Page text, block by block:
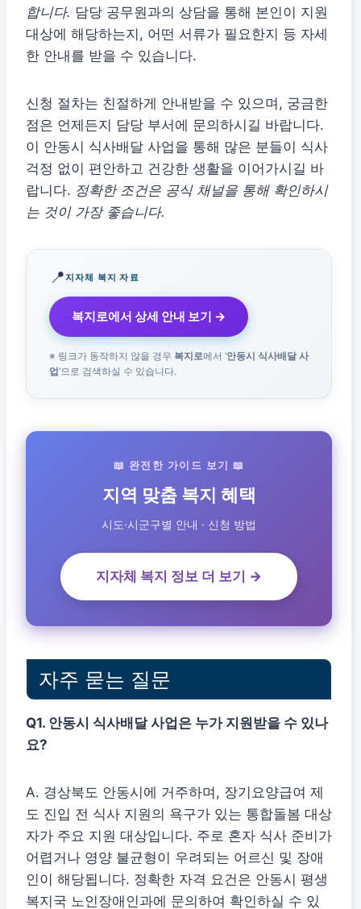
합니다. 담당 공무원과의 상담을 통해 본인이 지원
대상에 해당하는지, 어떤 서류가 필요한지 등 자세
한 안내를 받을 수 있습니다.
신청 절차는 친절하게 안내받을 수 있으며, 궁금한
점은 언제든지 담당 부서에 문의하시길 바랍니다.
이 안동시 식사배달 사업을 통해 많은 분들이 식사
걱정 없이 편안하고 건강한 생활을 이어가시길 바
랍니다. 정확한 조건은 공식 채널을 통해 확인하시
는 것이 가장 좋습니다.
📍지자체 복지 자료
복지로에서 상세 안내 보기 →
※ 링크가 동작하지 않을 경우 복지로에서 ‘안동시 식사배달 사
업‘으로 검색하실 수 있습니다.
📖 완전한 가이드 보기 📖
지역 맞춤 복지 혜택
시도·시군구별 안내 · 신청 방법
지자체 복지 정보 더 보기 →
자주 묻는 질문
Q1. 안동시 식사배달 사업은 누가 지원받을 수 있나
요?
A. 경상북도 안동시에 거주하며, 장기요양급여 제
도 진입 전 식사 지원의 욕구가 있는 통합돌봄 대상
자가 주요 지원 대상입니다. 주로 혼자 식사 준비가
어렵거나 영양 불균형이 우려되는 어르신 및 장애
인이 해당됩니다. 정확한 자격 요건은 안동시 평생
복지국 노인장애인과에 문의하여 확인하실 수 있